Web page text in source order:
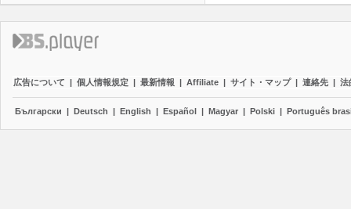
広告について | 個人情報規定 | 最新情報 | Affiliate | サイト・マップ | 連絡先 | 法
Български | Deutsch | English | Español | Magyar | Polski | Português